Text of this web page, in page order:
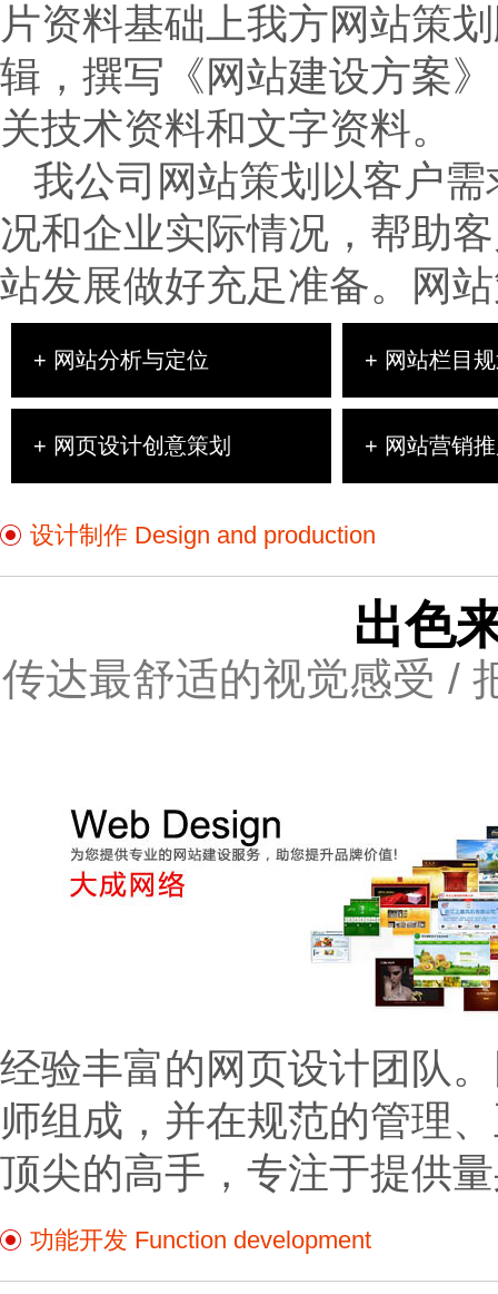
片资料基础上我方网站策
辑，撰写《网站建设方案
关技术资料和文字资料。
我公司网站策划以客户
况和企业实际情况，帮助
站发展做好充足准备。网
+ 网站分析与定位 + 网站栏目
+ 网页设计创意策划 + 网站营销
设计制作 Design and production
出色
传达最舒适的视觉感受 /
经验丰富的网页设计团队
师组成，并在规范的管理
顶尖的高手，专注于提供
功能开发 Function development